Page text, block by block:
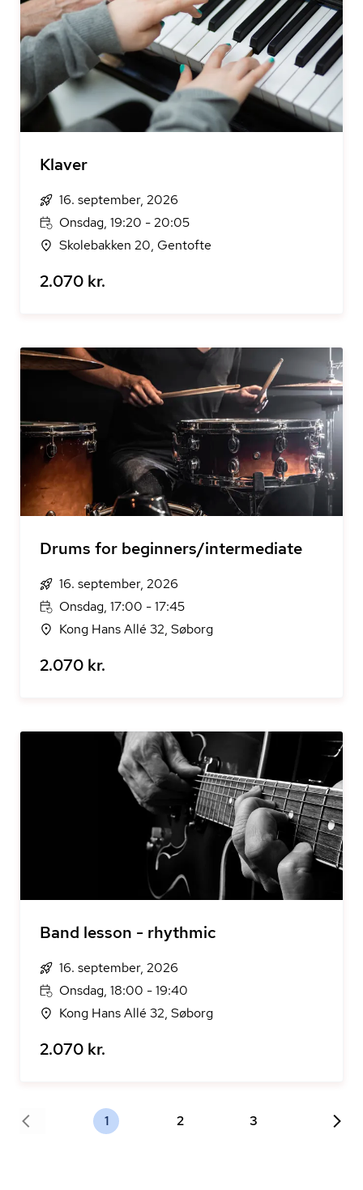
Klaver
16. september, 2026
Onsdag, 19:20 - 20:05
Skolebakken 20, Gentofte
2.070 kr.
Drums for beginners/intermediate
16. september, 2026
Onsdag, 17:00 - 17:45
Kong Hans Allé 32, Søborg
2.070 kr.
Band lesson - rhythmic
16. september, 2026
Onsdag, 18:00 - 19:40
Kong Hans Allé 32, Søborg
2.070 kr.
1 2 3